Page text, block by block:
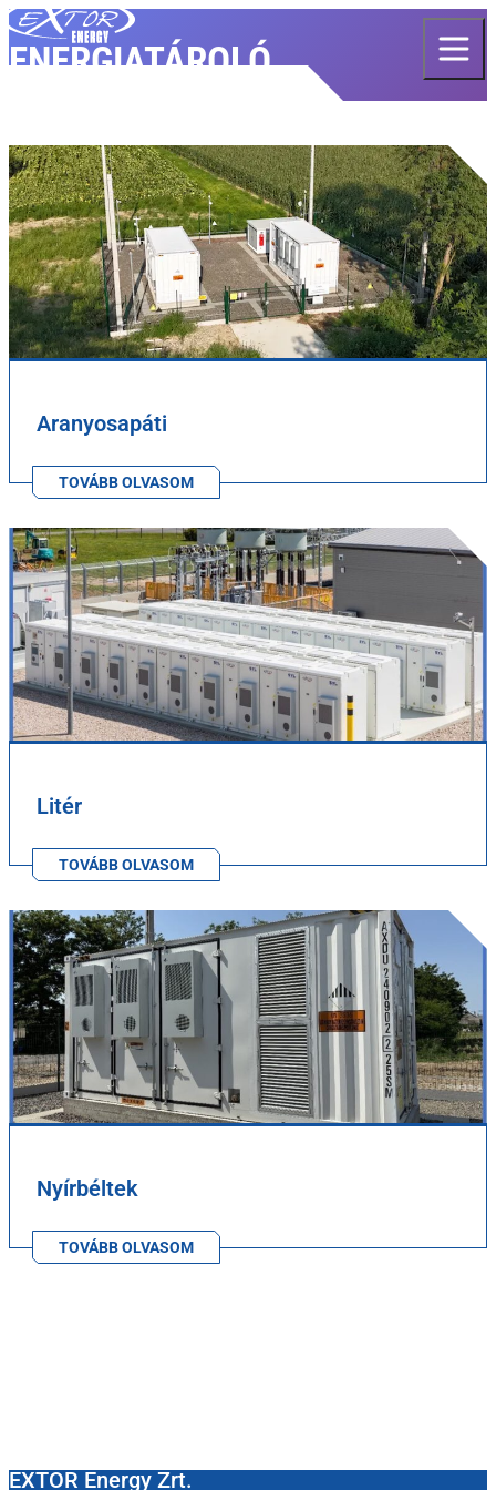
Skip to content
ENERGIATÁROLÓ
Aranyosapáti
TOVÁBB OLVASOM
Litér
TOVÁBB OLVASOM
Nyírbéltek
TOVÁBB OLVASOM
EXTOR Energy Zrt.